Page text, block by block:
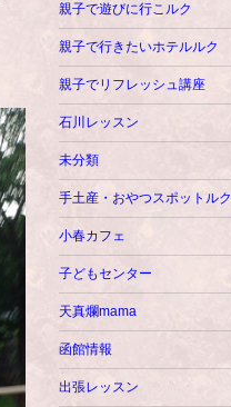
親子で遊びに行こルク
親子で行きたいホテルルク
親子でリフレッシュ講座
石川レッスン
未分類
手土産・おやつスポットルク
小春カフェ
子どもセンター
天真爛mama
函館情報
出張レッスン